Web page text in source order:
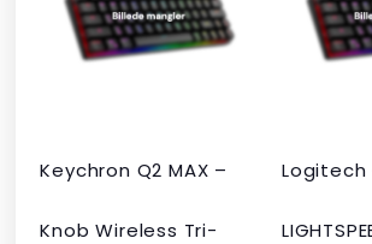
Keychron Q2 MAX –
Knob Wireless Tri-
var:
kr. 2.190,00.
er:
kr. 1.465,00.
Logitech